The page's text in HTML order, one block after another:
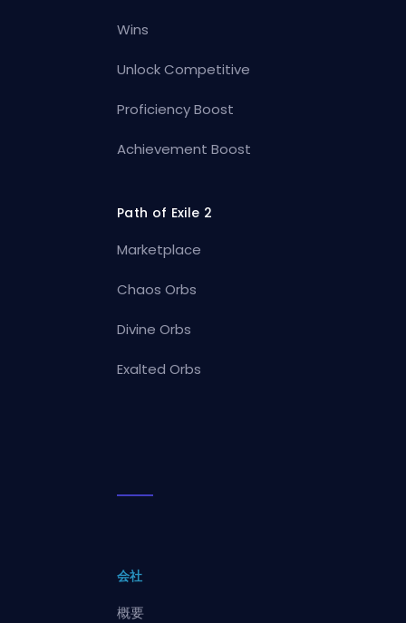
Wins
Unlock Competitive
Proficiency Boost
Achievement Boost
Path of Exile 2
Marketplace
Chaos Orbs
Divine Orbs
Exalted Orbs
会社
概要